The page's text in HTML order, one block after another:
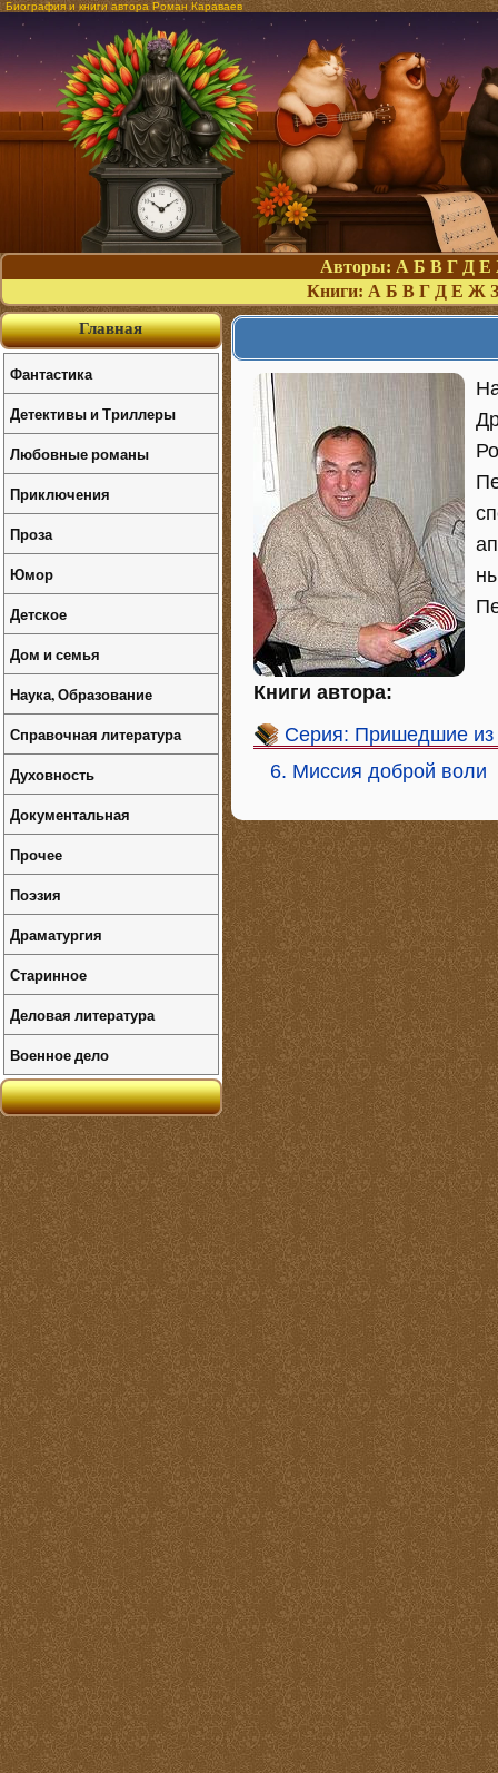
Биография и книги автора Роман Караваев
Авторы: А Б В Г Д Е
Книги: А Б В Г Д Е Ж З
Книги автора:
Серия: Пришедшие из
6. Миссия доброй воли
Главная
Фантастика
Детективы и Триллеры
Любовные романы
Приключения
Проза
Юмор
Детское
Дом и семья
Наука, Образование
Справочная литература
Духовность
Документальная
Прочее
Поэзия
Драматургия
Старинное
Деловая литература
Военное дело